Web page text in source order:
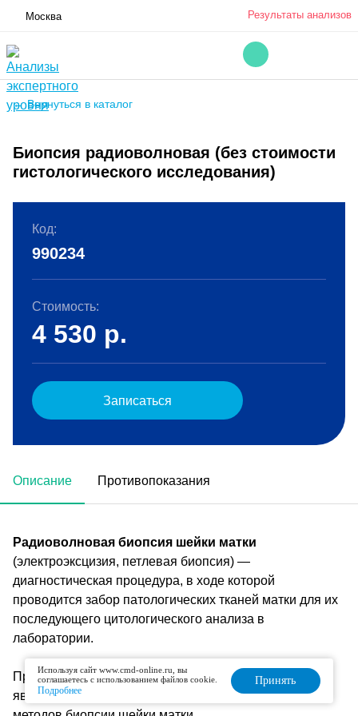
Москва Результаты анализов
← Вернуться в каталог
Биопсия радиоволновая (без стоимости
гистологического исследования)
Описание Противопоказания
Радиоволновая биопсия шейки матки
(электроэксцизия, петлевая биопсия) —
диагностическая процедура, в ходе которой
проводится забор патологических тканей матки для их
последующего цитологического анализа в
лаборатории.
Процедура не сопровождается кровотечением и
является одним из самых щадящих и безопасных
Код:
990234
Стоимость:
4 530 р.
Записаться
Используя сайт www.cmd-online.ru, вы
соглашаетесь с использованием файлов cookie.
Подробнее
Принять